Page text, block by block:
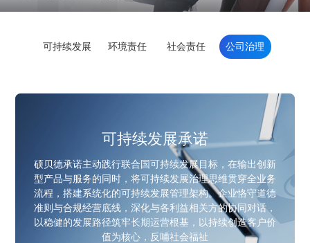
可持续发展 环境责任 社会责任 公司治理
可持续发展承诺
硕贝德承诺主动践行联合国可持续发展目标，在输出创新
型产品与服务的同时，将可持续发展治理思维贯穿全业务
流程，搭建系统化的可持续发展管理架构。企业恪守道德
准则与合规经营底线，深化与各利益相关方的协同对话，
以稳健的发展路径筑牢长期运营根基，以持续创造客户价
值为核心，反哺社会福祉